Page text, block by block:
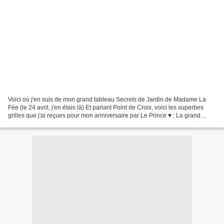
Voici où j'en suis de mon grand tableau Secrets de Jardin de Madame La
Fée (le 24 avril, j'en étais là) Et parlant Point de Croix, voici les superbes
grilles que j'ai reçues pour mon anniversaire par Le Prince ♥ : La grand